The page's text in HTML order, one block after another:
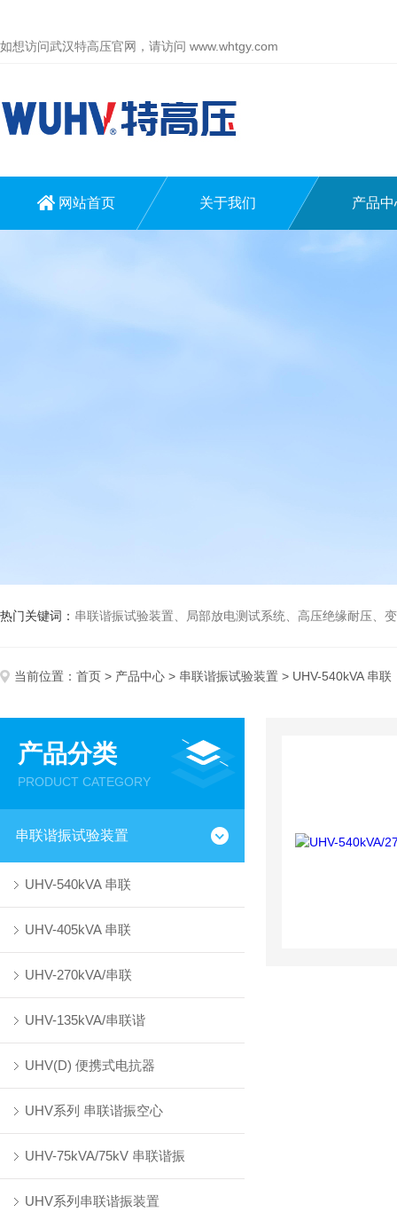
如想访问武汉特高压官网，请访问 www.whtgy.com
网站首页 关于我们 产品中
热门关键词： 串联谐振试验装置、局部放电测试系统、高压绝缘耐压、变
当前位置： 首页 > 产品中心 > 串联谐振试验装置 > UHV-540kVA 串联
产品分类
PRODUCT CATEGORY
串联谐振试验装置
UHV-540kVA 串联
UHV-405kVA 串联
UHV-270kVA/串联
UHV-135kVA/串联谐
UHV(D) 便携式电抗器
UHV系列 串联谐振空心
UHV-75kVA/75kV 串联谐振
UHV系列串联谐振装置